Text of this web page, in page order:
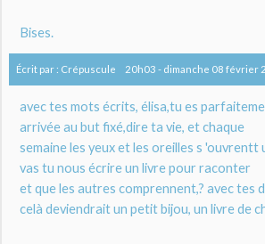
Bises.
Écrit par : Crépuscule 20h03 - dimanche 08 février
avec tes mots écrits, élisa,tu es
arrivée au but fixé,dire ta vie, et chaque
semaine les yeux et les oreilles s 'ouvrentt
vas tu nous écrire un livre pour raconter
et que les autres comprennent,? avec tes
celà deviendrait un petit bijou, un livre de